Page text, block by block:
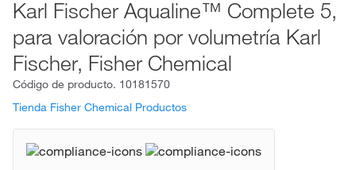
Karl Fischer Aqualine™ Complete 5,
para valoración por volumetría Karl
Fischer, Fisher Chemical
Código de producto. 10181570
Tienda Fisher Chemical Productos